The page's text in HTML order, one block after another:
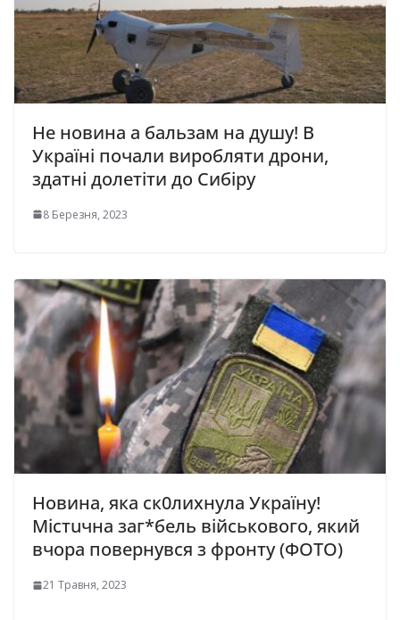
Не новина а бальзам на душу! В
Україні почали виробляти дрони,
здатні долетіти до Сибіру
8 Березня, 2023
Новина, яка ск0лихнула Україну!
Містuчна заг*бель військового, який
вчора повеpнувся з фpонту (ФОТО)
21 Травня, 2023